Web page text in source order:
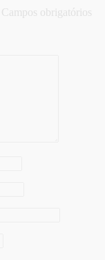
Campos obrigatórios